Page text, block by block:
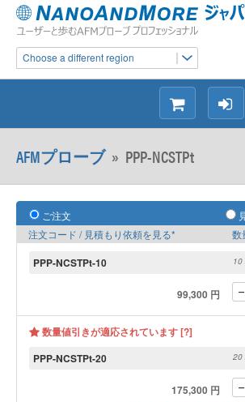
Choose a different region
ロ
グ
シ
ョ
ッ
ン
AFMプローブ» PPP-NCSTPt
ご注文
注文コード / 見積もり依頼を見る*
数
PPP-NCSTPt-10 10
99,300 円
数量値引きが適応されています [?]
PPP-NCSTPt-20
20
175,300 円